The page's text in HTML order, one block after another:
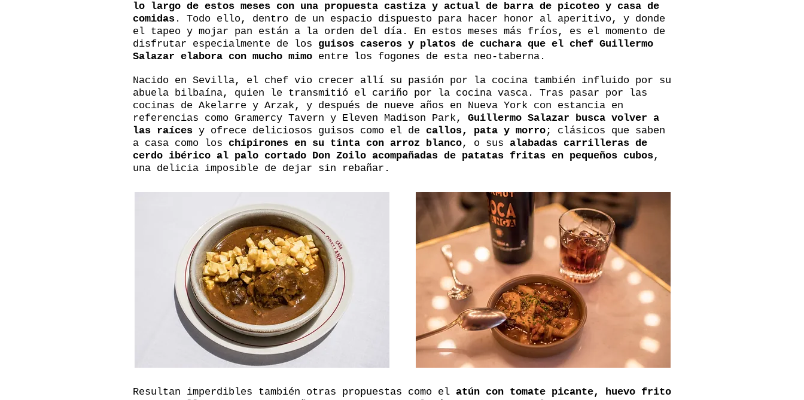
lo largo de estos meses con una propuesta castiza y actual de barra de picoteo y casa de
comidas . Todo ello, dentro de un espacio dispuesto para hacer honor al aperitivo, y donde
el tapeo y mojar pan están a la orden del día. En estos meses más fríos, es el momento de
disfrutar especialmente de los guisos caseros y platos de cuchara que el chef Guillermo
Salazar elabora con mucho mimo entre los fogones de esta neo-taberna.
Nacido en Sevilla, el chef vio crecer allí su pasión por la cocina también influido por su
abuela bilbaína, quien le transmitió el cariño por la cocina vasca. Tras pasar por las
cocinas de Akelarre y Arzak, y después de nueve años en Nueva York con estancia en
referencias como Gramercy Tavern y Eleven Madison Park, Guillermo Salazar busca volver a
las raíces y ofrece deliciosos guisos como el de callos, pata y morro; clásicos que saben
a casa como los chipirones en su tinta con arroz blanco, o sus alabadas carrilleras de
cerdo ibérico al palo cortado Don Zoilo acompañadas de patatas fritas en pequeños cubos,
una delicia imposible de dejar sin rebañar.
Resultan imperdibles también otras propuestas como el atún con tomate picante, huevo frito